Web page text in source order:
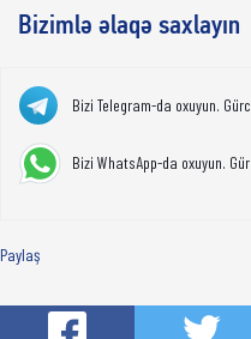
Bizimlə əlaqə saxlayın
Bizi Telegram-da oxuyun.
Bizi WhatsApp-da oxuyun.
Paylaş